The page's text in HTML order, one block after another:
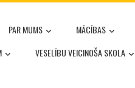
PAR MUMS MĀCĪBAS
VESELĪBU VEICINOŠA SKOLA